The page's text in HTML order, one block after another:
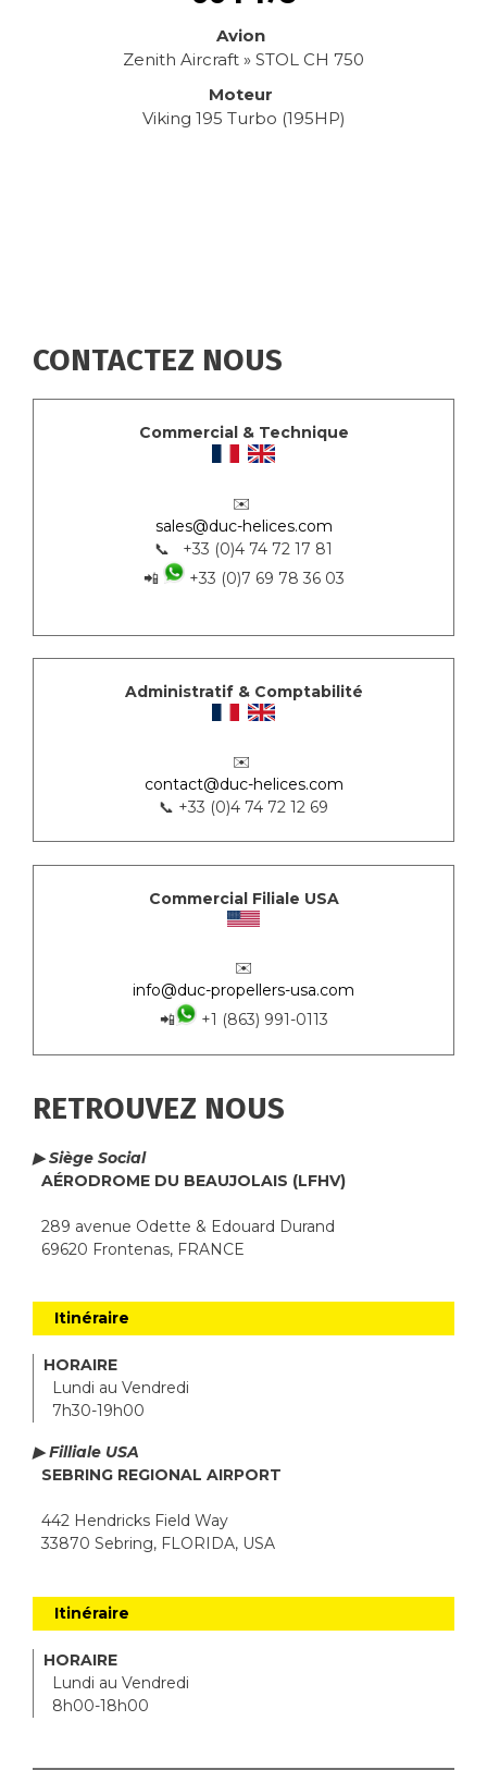
Avion
Zenith Aircraft » STOL CH 750
Moteur
Viking 195 Turbo (195HP)
CONTACTEZ NOUS
Commercial & Technique
✉️
sales@duc-helices.com
📞 +33 (0)4 74 72 17 81
📲
+33 (0)7 69 78 36 03
Administratif & Comptabilité
✉️
contact@duc-helices.com
📞 +33 (0)4 74 72 12 69
Commercial Filiale USA
✉️
info@duc-propellers-usa.com
📲
+1 (863) 991-0113
RETROUVEZ NOUS
▶ Siège Social
AÉRODROME DU BEAUJOLAIS (LFHV)
289 avenue Odette & Edouard Durand
69620 Frontenas, FRANCE
Itinéraire
HORAIRE
Lundi au Vendredi
7h30-19h00
▶ Filliale USA
SEBRING REGIONAL AIRPORT
442 Hendricks Field Way
33870 Sebring, FLORIDA, USA
Itinéraire
HORAIRE
Lundi au Vendredi
8h00-18h00